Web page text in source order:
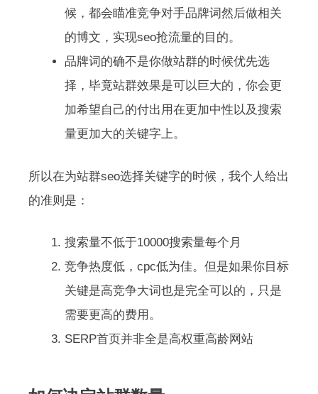
候，都会瞄准竞争对手品牌词然后做相关
的博文，实现seo抢流量的目的。
品牌词的确不是你做站群的时候优先选
择，毕竟站群效果是可以巨大的，你会更
加希望自己的付出用在更加中性以及搜索
量更加大的关键字上。
所以在为站群seo选择关键字的时候，我个人给出
的准则是：
搜索量不低于10000搜索量每个月
竞争热度低，cpc低为佳。但是如果你目标
关键是高竞争大词也是完全可以的，只是
需要更高的费用。
SERP首页并非全是高权重高龄网站